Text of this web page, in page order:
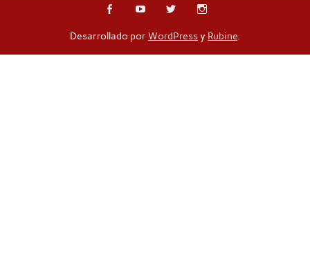
Desarrollado por WordPressy Rubine.